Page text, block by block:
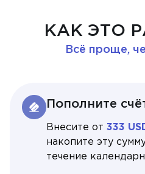
КАК ЭТО
Всё проще,
Пополните
Внесите от 333
накопите эту
течение